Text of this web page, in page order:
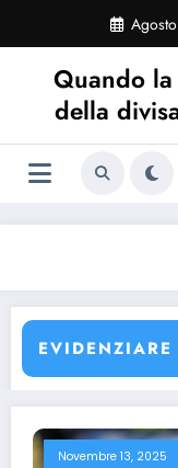
contenuto
Quando
della
EVIDENZIARE
Quale maglia
Novembre 13, 2025